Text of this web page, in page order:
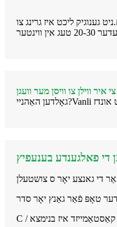
גענוגיק ליכט איז גרינג צו
C / קאַסטאַמייזד איז בנימצא